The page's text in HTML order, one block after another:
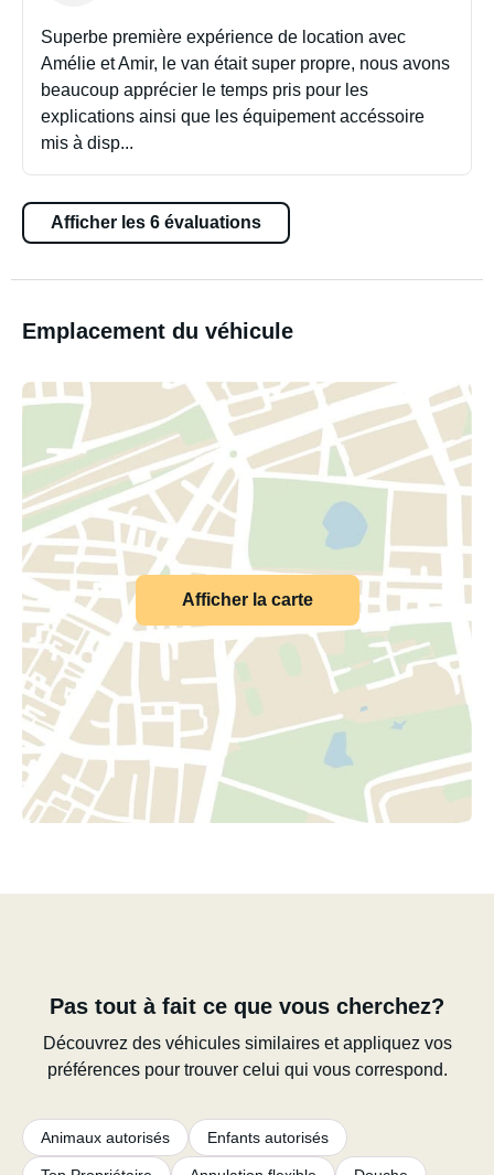
Superbe première expérience de location avec
Amélie et Amir, le van était super propre, nous avons
beaucoup apprécier le temps pris pour les
explications ainsi que les équipement accéssoire
mis à disp...
Afficher les 6 évaluations
Emplacement du véhicule
Afficher la carte
Pas tout à fait ce que vous cherchez?
Découvrez des véhicules similaires et appliquez vos
préférences pour trouver celui qui vous correspond.
Animaux autorisés Enfants autorisés